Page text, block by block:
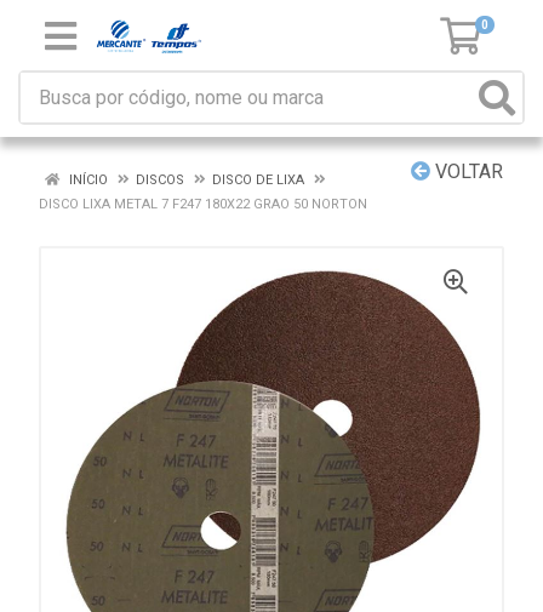
0
VOLTAR
INÍCIO DISCOS
DISCO DE LIXA
DISCO LIXA METAL 7 F247 180X22 GRAO 50 NORTON